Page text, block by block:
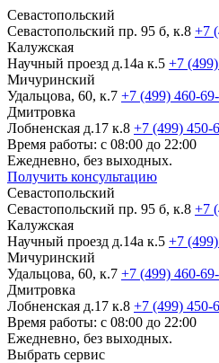
Севастопольский
Севастопольский пр. 95 б, к.8 +7
Калужская
Научный проезд д.14а к.5 +7
Мичуринский
Удальцова, 60, к.7 +7 (499) 460-
Дмитровка
Лобненская д.17 к.8 +7 (499) 450-
Время работы: с 08:00 до 22:00
Ежедневно, без выходных.
Получить консультацию
Севастопольский
Севастопольский пр. 95 б, к.8 +7
Калужская
Научный проезд д.14а к.5 +7
Мичуринский
Удальцова, 60, к.7 +7 (499) 460-
Дмитровка
Лобненская д.17 к.8 +7 (499) 450-
Время работы: с 08:00 до 22:00
Ежедневно, без выходных.
Выбрать сервис